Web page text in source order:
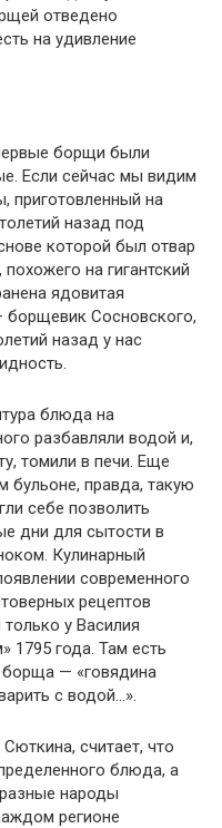
отведено
на удивление
борщи были
Если сейчас мы видим
приготовленный на
назад под
которой был отвар
на гигантский
ядовитая
борщевик Сосновского,
назад у нас
блюда на
разбавляли водой и,
томили в печи. Еще
бульоне, правда, такую
себе позволить
дни для сытости в
Кулинарный
современного
рецептов
у Василия
1795 года. Там есть
борща — «говядина
с водой…».
считает, что
блюда, а
народы
регионе